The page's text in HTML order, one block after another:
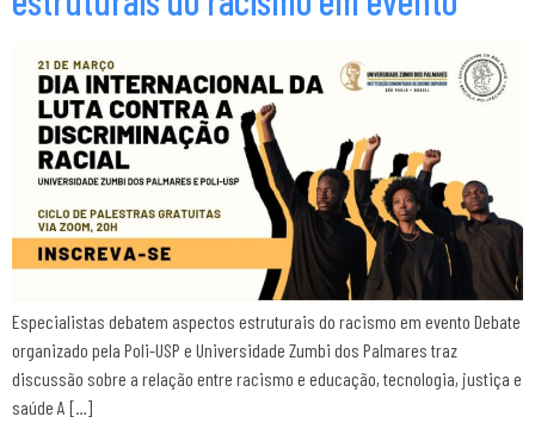
Especialistas debatem aspectos estruturais do racismo em evento Debate
organizado pela Poli-USP e Universidade Zumbi dos Palmares traz
discussão sobre a relação entre racismo e educação, tecnologia, justiça e
saúde A […]